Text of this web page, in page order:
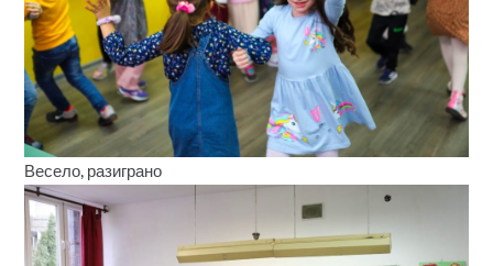
Весело, разиграно